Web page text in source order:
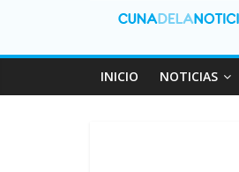
INICIO NOTICIAS